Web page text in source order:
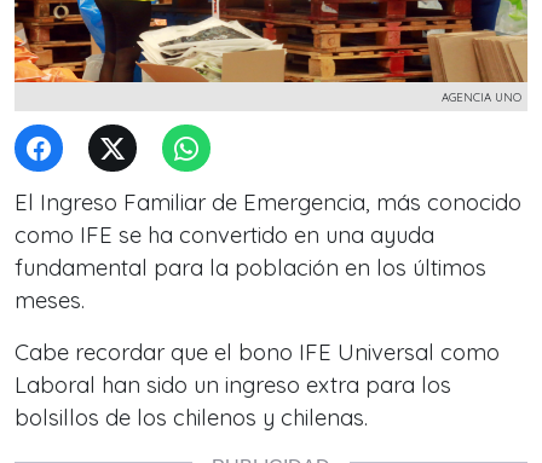
AGENCIA UNO
El Ingreso Familiar de Emergencia, más conocido
como IFE se ha convertido en una ayuda
fundamental para la población en los últimos
meses.
Cabe recordar que el bono IFE Universal como
Laboral han sido un ingreso extra para los
bolsillos de los chilenos y chilenas.